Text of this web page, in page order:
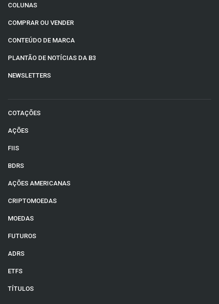
COLUNAS
COMPRAR OU VENDER
CONTEÚDO DE MARCA
PLANTÃO DE NOTÍCIAS DA B3
NEWSLETTERS
COTAÇÕES
AÇÕES
FIIS
BDRS
AÇÕES AMERICANAS
CRIPTOMOEDAS
MOEDAS
FUTUROS
ADRS
ETFS
TÍTULOS